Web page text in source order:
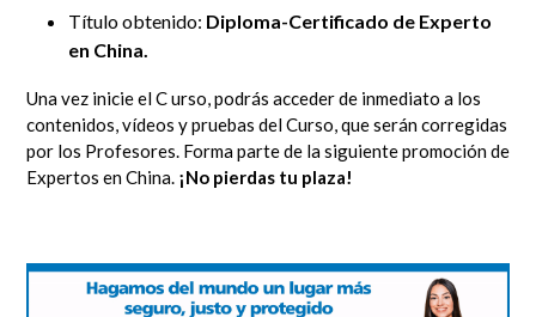
Título obtenido: Diploma-Certificado de Experto
en China.
Una vez inicie el C urso, podrás acceder de inmediato a los
contenidos, vídeos y pruebas del Curso, que serán corregidas
por los Profesores. Forma parte de la siguiente promoción de
Expertos en China. ¡No pierdas tu plaza!